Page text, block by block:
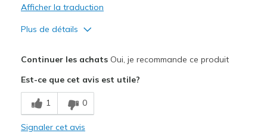
Afficher la traduction
Plus de détails
Breathe Well
Comfortable
Continuer les achatsOui, je recommande ce produit
Est-ce que cet avis est utile?
1 0
Signaler cet avis